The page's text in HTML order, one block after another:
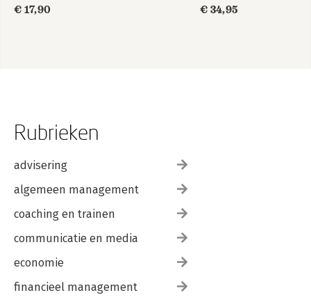
€ 17,90
€ 34,95
Rubrieken
advisering
algemeen management
coaching en trainen
communicatie en media
economie
financieel management